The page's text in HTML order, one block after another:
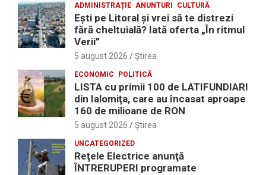
ADMINISTRAȚIE ANUNTURI CULTURĂ
Eşti pe Litoral şi vrei să te distrezi
fără cheltuială? Iată oferta „În ritmul
Verii”
5 august 2026 Ştirea
ECONOMIC POLITICĂ
LISTA cu primii 100 de LATIFUNDIARI
din Ialomiţa, care au încasat aproape
160 de milioane de RON
5 august 2026 Ştirea
UNCATEGORIZED
Reţele Electrice anunţă
ÎNTRERUPERI programate